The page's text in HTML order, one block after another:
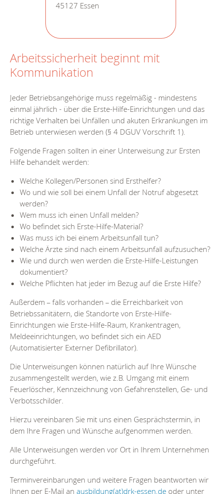
45127 Essen
Arbeitssicherheit beginnt mit
Kommunikation
Jeder Betriebsangehörige muss regelmäßig - mindestens
einmal jährlich - über die Erste-Hilfe-Einrichtungen und das
richtige Verhalten bei Unfällen und akuten Erkrankungen im
Betrieb unterwiesen werden (§ 4 DGUV Vorschrift 1).
Folgende Fragen sollten in einer Unterweisung zur Ersten
Hilfe behandelt werden:
Welche Kollegen/Personen sind Ersthelfer?
Wo und wie soll bei einem Unfall der Notruf abgesetzt
werden?
Wem muss ich einen Unfall melden?
Wo befindet sich Erste-Hilfe-Material?
Was muss ich bei einem Arbeitsunfall tun?
Welche Ärzte sind nach einem Arbeitsunfall aufzusuchen?
Wie und durch wen werden die Erste-Hilfe-Leistungen
dokumentiert?
Welche Pflichten hat jeder im Bezug auf die Erste Hilfe?
Außerdem – falls vorhanden – die Erreichbarkeit von
Betriebssanitätern, die Standorte von Erste-Hilfe-
Einrichtungen wie Erste-Hilfe-Raum, Krankentragen,
Meldeeinrichtungen, wo befindet sich ein AED
(Automatisierter Externer Defibrillator).
Die Unterweisungen können natürlich auf Ihre Wünsche
zusammengestellt werden, wie z.B. Umgang mit einem
Feuerlöscher, Kennzeichnung von Gefahrenstellen, Ge- und
Verbotsschilder.
Hierzu vereinbaren Sie mit uns einen Gesprächstermin, in
dem Ihre Fragen und Wünsche aufgenommen werden.
Alle Unterweisungen werden vor Ort in Ihrem Unternehmen
durchgeführt.
Terminvereinbarungen und weitere Fragen beantworten wir
Ihnen per E-Mail an ausbildung(at)drk-essen.de oder unter